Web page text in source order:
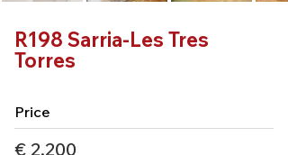
R198 Sarria-Les Tres
Torres
Price
€ 2,200